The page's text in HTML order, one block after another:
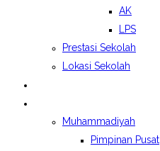
AK
LPS
Prestasi Sekolah
Lokasi Sekolah
Muhammadiyah
Pimpinan Pusat